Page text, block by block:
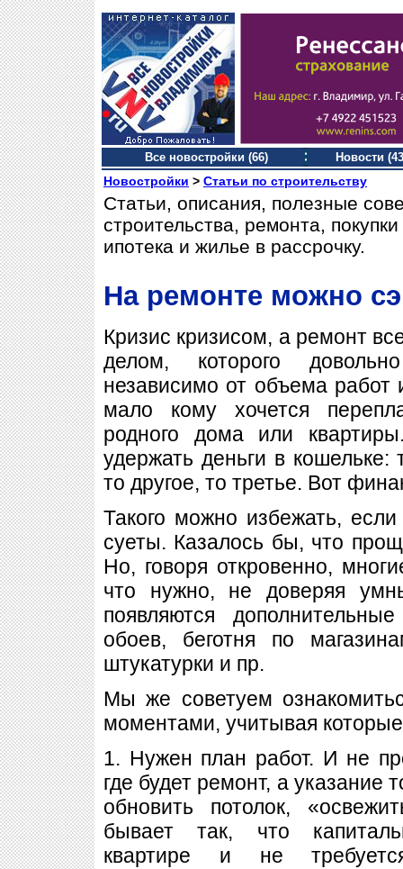
Все новостройки (66) Новости
Новостройки > Статьи по строительству
Статьи, описания, полезные
строительства, ремонта,
ипотека и жилье в рассрочку.
На ремонте можно
Кризис кризисом, а ремонт
делом, которого
независимо от объема работ
мало кому хочется
родного дома или
удержать деньги в кошельке:
то другое, то третье. Вот
Такого можно избежать,
суеты. Казалось бы, что
Но, говоря откровенно,
что нужно, не доверяя
появляются
обоев, беготня по
штукатурки и пр.
Мы же советуем
моментами, учитывая
1. Нужен план работ. И не
где будет ремонт, а указание
обновить потолок,
бывает так, что
квартире и не